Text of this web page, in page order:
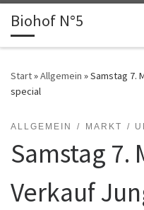
Zum Inhalt springen
Biohof N°5
Start»Allgemein »Samstag 7.
special
ALLGEMEIN MARKT
Samstag 7.
Verkauf